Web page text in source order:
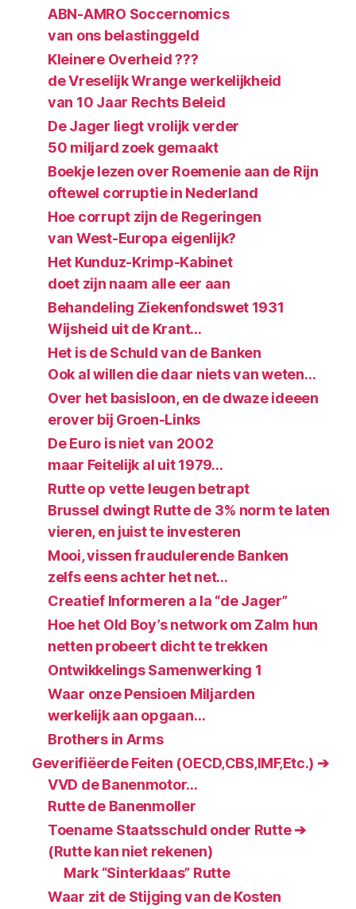
ABN-AMRO Soccernomics
van ons belastinggeld
Kleinere Overheid ???
de Vreselijk Wrange werkelijkheid
van 10 Jaar Rechts Beleid
De Jager liegt vrolijk verder
50 miljard zoek gemaakt
Boekje lezen over Roemenie aan de Rijn
oftewel corruptie in Nederland
Hoe corrupt zijn de Regeringen
van West-Europa eigenlijk?
Het Kunduz-Krimp-Kabinet
doet zijn naam alle eer aan
Behandeling Ziekenfondswet 1931
Wijsheid uit de Krant…
Het is de Schuld van de Banken
Ook al willen die daar niets van weten…
Over het basisloon, en de dwaze ideeen
erover bij Groen-Links
De Euro is niet van 2002
maar Feitelijk al uit 1979…
Rutte op vette leugen betrapt
Brussel dwingt Rutte de 3% norm te laten
vieren, en juist te investeren
Mooi, vissen fraudulerende Banken
zelfs eens achter het net…
Creatief Informeren a la “de Jager”
Hoe het Old Boy’s network om Zalm hun
netten probeert dicht te trekken
Ontwikkelings Samenwerking 1
Waar onze Pensioen Miljarden
werkelijk aan opgaan…
Brothers in Arms
Geverifiëerde Feiten (OECD‚CBS‚IMF‚Etc.) ➔
VVD de Banenmotor…
Rutte de Banenmoller
Toename Staatsschuld onder Rutte ➔
(Rutte kan niet rekenen)
Mark “Sinterklaas” Rutte
Waar zit de Stijging van de Kosten